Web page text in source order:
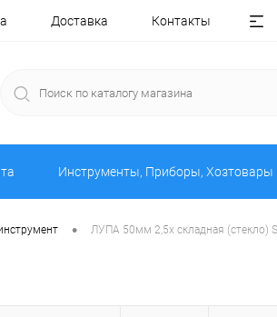
Доставка Контакты
Инструменты, Приборы, Хозтовары
• ЛУПА 50мм 2,5х складная (стекло)